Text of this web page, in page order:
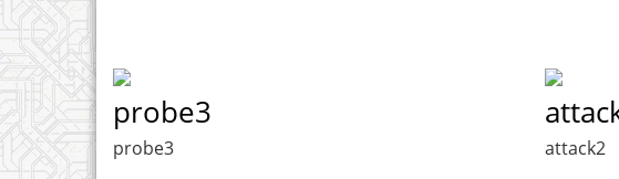
probe3
probe3 attack2